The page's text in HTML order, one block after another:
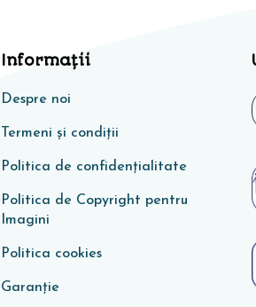
Informaţii
Despre noi
Termeni și condiții
Politica de confidențialitate
Politica de Copyright pentru
Imagini
Politica cookies
Garanţie